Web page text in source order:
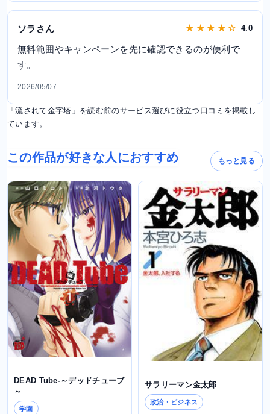
ソラさん ★ ★ ★ ★ ☆ 4.0
無料範囲やキャンペーンを先に確認できるのが便利で
す。
2026/05/07
「流されて金字塔」を読む前のサービス選びに役立つ口コミを掲載し
ています。
この作品が好きな人におすすめ もっと見る
DEAD Tube-～デッドチューブ
～
学園
サラリーマン金太郎
政治・ビジネス